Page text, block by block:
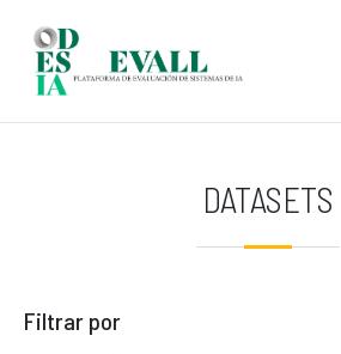
DATASETS
Filtrar por